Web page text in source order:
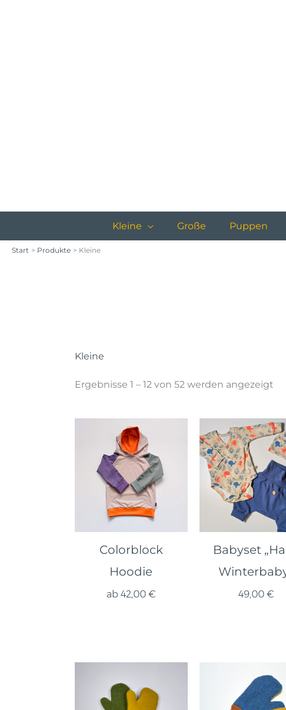
Kleine Große Puppen
Start Produkte Kleine
Kleine
Ergebnisse 1 – 12 von 52 werden angezeigt
Colorblock
Hoodie
ab 42,00 €
Babyset
49,00 €